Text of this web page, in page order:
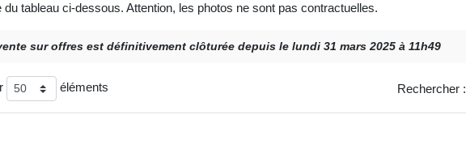
du tableau ci-dessous. Attention, les photos ne sont pas contractuelles.
sur offres est définitivement clôturée depuis le lundi 31 mars 2025 à 11h49
éléments Rechercher :